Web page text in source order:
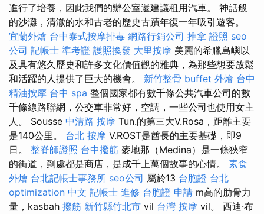
進行了培養，因此我們的辦公室還建議租用汽車。 神話般
的沙灘，清澈的水和古老的歷史古蹟年復一年吸引遊客。
宜蘭外燴 台中泰式按摩排毒 網路行銷公司 推拿 證照 seo
公司 記帳士 準考證 護照換發 大里按摩 美麗的希臘島嶼以
及具有悠久歷史和許多文化價值觀的雅典，為那些想要放鬆
和活躍的人提供了巨大的機會。 新竹整骨 buffet 外燴 台中
精油按摩 台中 spa 整個國家都有數千條公共汽車公司的數
千條線路聯網，公交車非常好，空調，一些公司也使用女主
人。 Sousse 中清路 按摩 Tun.的第三大V.Rosa，距離主要
是140公里。 台北 按摩 V.ROST是酋長的主要基礎，即9
日。 整脊師證照 台中撥筋 麥地那（Medina）是一條狹窄
的街道，到處都是商店，是成千上萬個故事的心情。 素食
外燴 台北記帳士事務所 seo公司 屬於13 台胞證 台北
optimization 中文 記帳士 進修 台胞證 申請 m高的肋骨力
量，kasbah 撥筋 新竹縣竹北市 vil 台灣 按摩 vil。 西迪·布